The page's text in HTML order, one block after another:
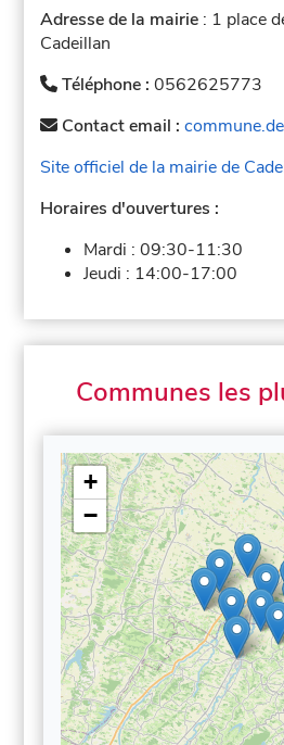
Adresse de la mairie : 1 place
Cadeillan
Téléphone :0562625773
Contact email :
Site officiel de la mairie de
Horaires d'ouvertures :
Mardi :09:30-11:30
Jeudi : 14:00-17:00
Communes les
+
−